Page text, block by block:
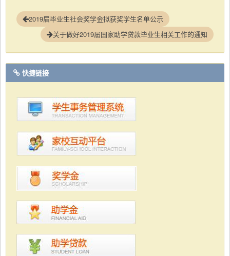
2019届毕业生社会奖学金拟获奖学生名单公示
关于做好2019届国家助学贷款毕业生相关工作的通知
快捷链接